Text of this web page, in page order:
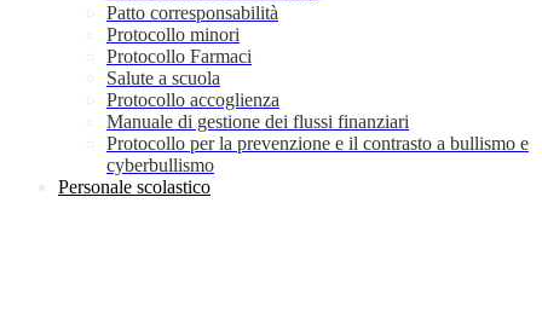
Patto corresponsabilità
Protocollo minori
Protocollo Farmaci
Salute a scuola
Protocollo accoglienza
Manuale di gestione dei flussi finanziari
Protocollo per la prevenzione e il contrasto a bullismo e
cyberbullismo
Personale scolastico